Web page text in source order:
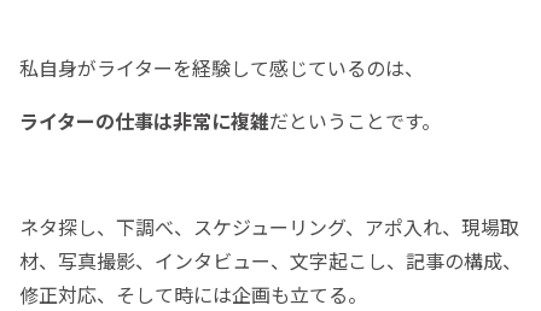
私自身がライターを経験して感じているのは、
ライターの仕事は非常に複雑だということです。
ネタ探し、下調べ、スケジューリング、アポ入れ、現場取
材、写真撮影、インタビュー、文字起こし、記事の構成、
修正対応、そして時には企画も立てる。